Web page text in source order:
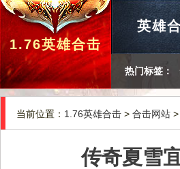
1.76英雄合击
英雄
热门标签：
当前位置： 1.76英雄合击 > 合击网站
传奇夏雪